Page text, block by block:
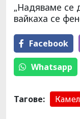
„Надяваме се
вайкаха се
Facebook
Whatsapp
Тагове: